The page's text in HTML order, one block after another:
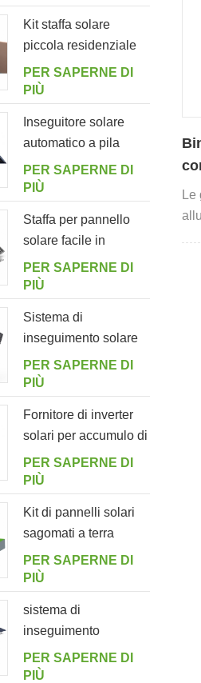
Le
Kit staffa solare
piccola residenziale
per balcone
domestico
PER SAPERNE DI
PIÙ
Inseguitore solare
automatico a pila
singola con 10
pannelli fotovoltaici
PER SAPERNE DI
PIÙ
Staffa per pannello
solare facile in
alluminio regolabile
ad angolo per
giardino
PER SAPERNE DI
PIÙ
Sistema di
inseguimento solare
intelligente a doppia
fila a palo singolo
PER SAPERNE DI
PIÙ
Fornitore di inverter
solari per accumulo di
energia off-grid
5000ES
PER SAPERNE DI
PIÙ
Kit di pannelli solari
sagomati a terra
PER SAPERNE DI
PIÙ
sistema di
inseguimento
orizzontale monoasse
multi-drive a doppio
PER SAPERNE DI
PIÙ